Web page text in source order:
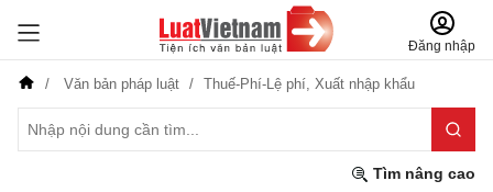
Đăng nhập
Văn bản pháp luật Thuế-Phí-Lệ phí, Xuất nhập khẩu
Tìm nâng cao